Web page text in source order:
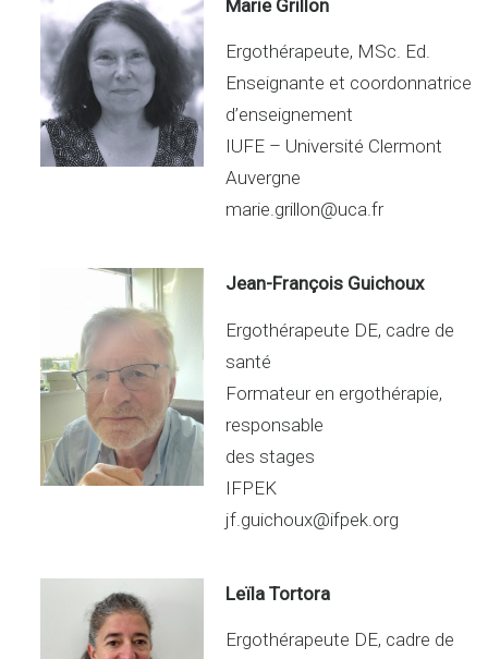
Marie Grillon
Ergothérapeute, MSc. Ed.
Enseignante et coordonnatrice
d’enseignement
IUFE – Université Clermont
Auvergne
marie.grillon@uca.fr
Jean-François Guichoux
Ergothérapeute DE, cadre de
santé
Formateur en ergothérapie,
responsable
des stages
IFPEK
jf.guichoux@ifpek.org
Leïla Tortora
Ergothérapeute DE, cadre de